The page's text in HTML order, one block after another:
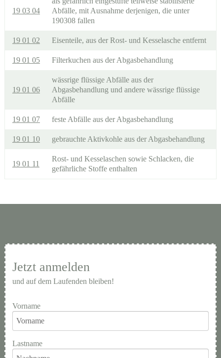
19 03 04
Abfälle, mit Ausnahme derjenigen, die unter
190308 fallen
19 01 02 Eisenteile, aus der Rost- und Kesselasche entfernt
19 01 05 Filterkuchen aus der Abgasbehandlung
19 01 06
wässrige flüssige Abfälle aus der
Abgasbehandlung und andere wässrige flüssige
Abfälle
19 01 07 feste Abfälle aus der Abgasbehandlung
19 01 10 gebrauchte Aktivkohle aus der Abgasbehandlung
19 01 11
Rost- und Kesselaschen sowie Schlacken, die
gefährliche Stoffe enthalten
Jetzt anmelden
und auf dem Laufenden bleiben!
Vorname
Lastname